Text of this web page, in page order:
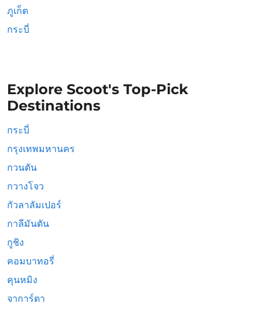
ภูเก็ต
กระบี่
Explore Scoot's Top-Pick
Destinations
กระบี่
กรุงเทพมหานคร
กวนตัน
กวางโจว
กัวลาลัมเปอร์
กาลีมันตัน
กูชิง
คอมบาทอรี่
คุนหมิง
จาการ์ตา